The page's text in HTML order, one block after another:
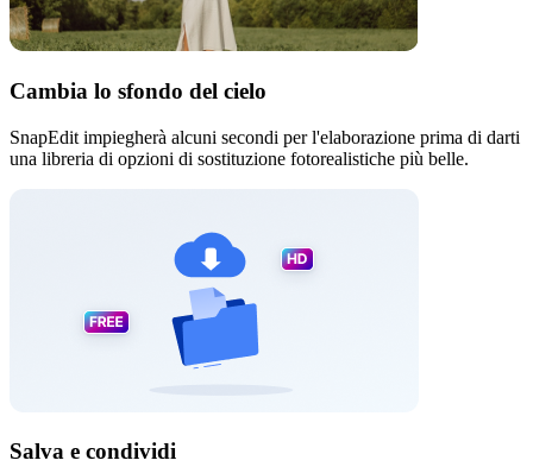
Cambia lo sfondo del cielo
SnapEdit impiegherà alcuni secondi per l'elaborazione prima di darti
una libreria di opzioni di sostituzione fotorealistiche più belle.
Salva e condividi